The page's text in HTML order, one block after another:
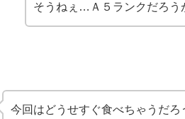
そうねぇ…Ａ５ランクだろう
今回はどうせすぐ食べちゃうだ